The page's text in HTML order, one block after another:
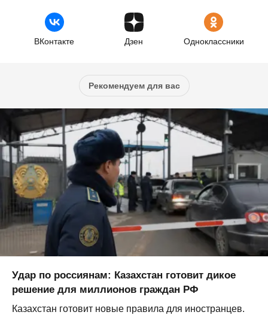
ВКонтакте Дзен Одноклассники
Рекомендуем для вас
Удар по россиянам: Казахстан готовит дикое
решение для миллионов граждан РФ
Казахстан готовит новые правила для иностранцев.